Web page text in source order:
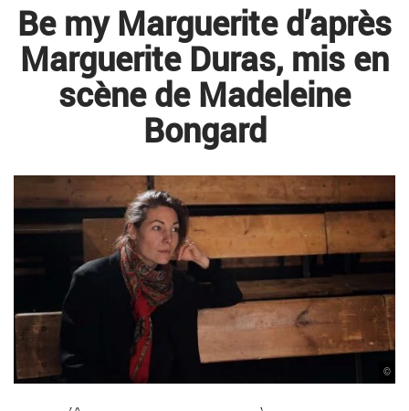
Be my Marguerite d’après
Marguerite Duras, mis en
scène de Madeleine
Bongard
©